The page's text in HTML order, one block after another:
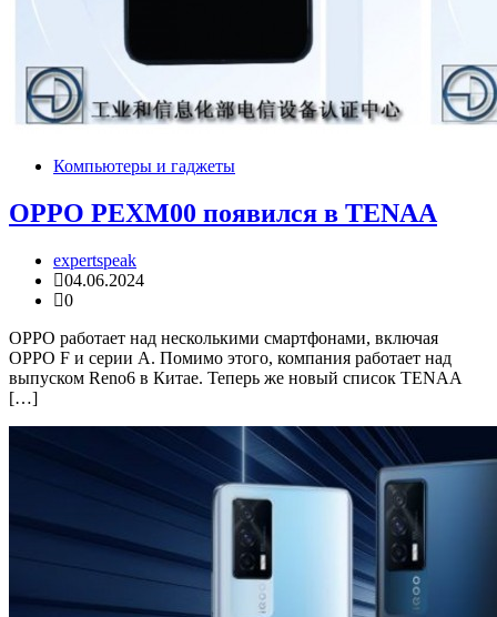
Компьютеры и гаджеты
OPPO PEXM00 появился в TENAA
expertspeak
04.06.2024
0
OPPO работает над несколькими смартфонами, включая
OPPO F и серии A. Помимо этого, компания работает над
выпуском Reno6 в Китае. Теперь же новый список TENAA
[…]